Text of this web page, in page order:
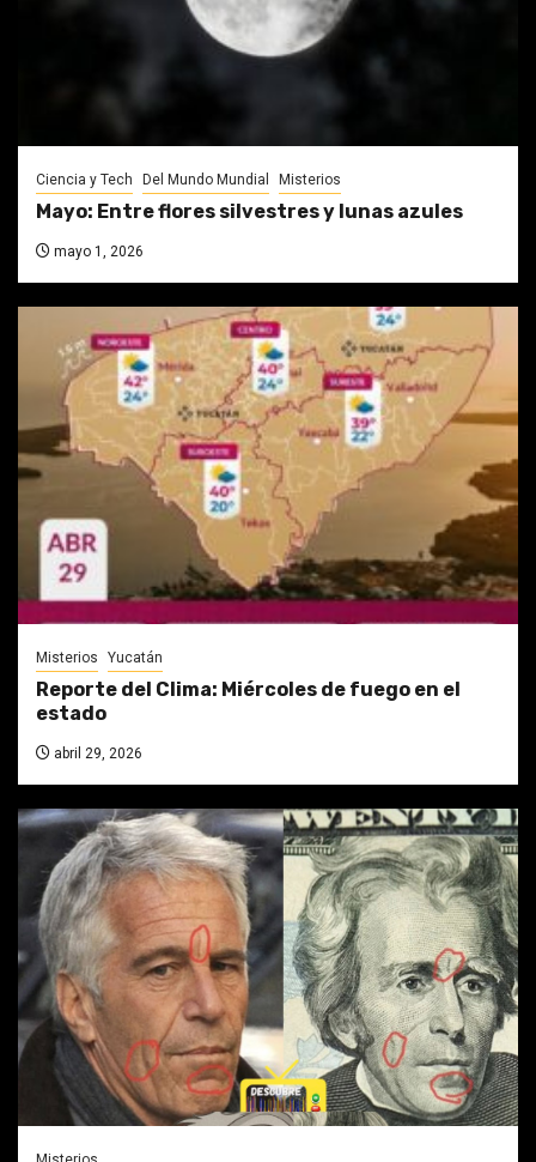
Ciencia y Tech Del Mundo Mundial Misterios
Mayo: Entre flores silvestres y lunas azules
mayo 1, 2026
Misterios Yucatán
Reporte del Clima: Miércoles de fuego en el
estado
abril 29, 2026